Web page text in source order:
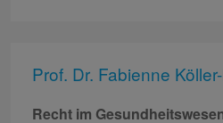
Prof. Dr. Fabienne
Recht im